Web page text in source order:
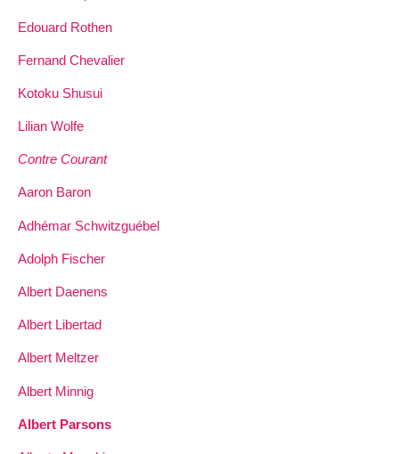
Edouard Rothen
Fernand Chevalier
Kotoku Shusui
Lilian Wolfe
Contre Courant
Aaron Baron
Adhémar Schwitzguébel
Adolph Fischer
Albert Daenens
Albert Libertad
Albert Meltzer
Albert Minnig
Albert Parsons